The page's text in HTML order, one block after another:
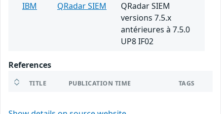
IBM
QRadar SIEM
QRadar SIEM
versions 7.5.x
antérieures à 7.5.0
UP8 IF02
References
TITLE PUBLICATION TIME TAGS